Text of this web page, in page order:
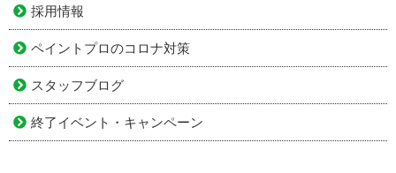
採用情報
ペイントプロのコロナ対策
スタッフブログ
終了イベント・キャンペーン